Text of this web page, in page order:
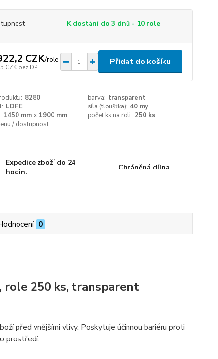
K dostání do 3 dnů - 10 role
CZK/role
CZK bez DPH
Přidat do košíku
8280 barva: transparent
LDPE síla (tloušťka): 40 my
1450 mm x 1900 mm počet ks na roli: 250 ks
/ dostupnost
Expedice zboží do 24
hodin.
Chráněná dílna.
0
role 250 ks, transparent
před vnějšími vlivy. Poskytuje účinnou bariéru proti
prostředí.